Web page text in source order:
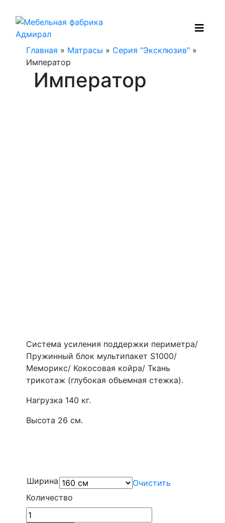
Главная » Матрасы » Серия "Эксклюзив" »
Император
Император
Система усиления поддержки периметра/
Пружинный блок мультипакет S1000/
Меморикс/ Кокосовая койра/ Ткань
трикотаж (глубокая объемная стежка).
Нагрузка 140 кг.
Высота 26 см.
Ширина
Очистить
Количество